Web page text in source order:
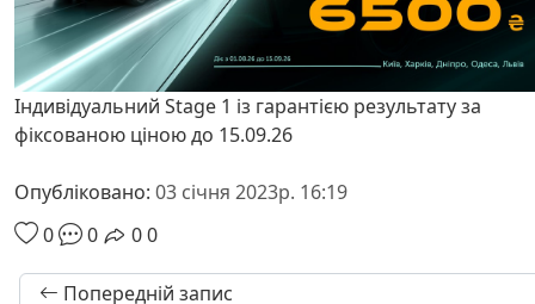
Індивідуальний Stage 1 із гарантією результату за
фіксованою ціною до 15.09.26
Опубліковано: 03 січня 2023р. 16:19
0
0 00
Попередній запис